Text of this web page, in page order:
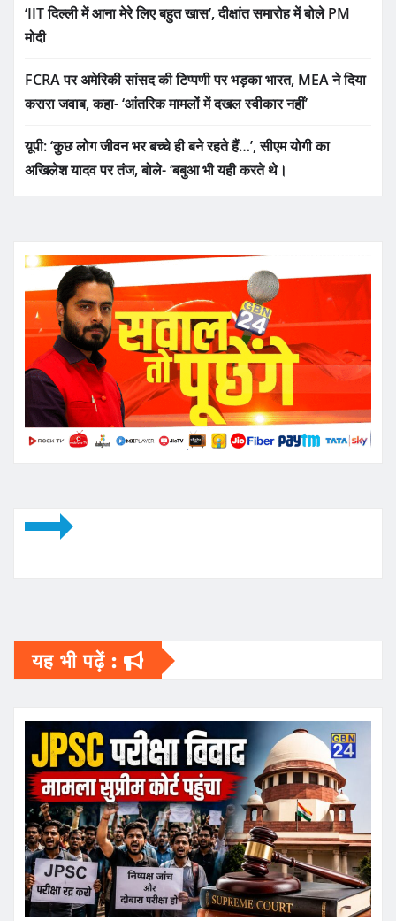
‘IIT दिल्ली में आना मेरे लिए बहुत खास’, दीक्षांत समारोह में बोले PM
मोदी
FCRA पर अमेरिकी सांसद की टिप्पणी पर भड़का भारत, MEA ने दिया
करारा जवाब, कहा- ‘आंतरिक मामलों में दखल स्वीकार नहीं’
यूपी: ‘कुछ लोग जीवन भर बच्चे ही बने रहते हैं…’, सीएम योगी का
अखिलेश यादव पर तंज, बोले- ‘बबुआ भी यही करते थे।
यह भी पढ़ें :